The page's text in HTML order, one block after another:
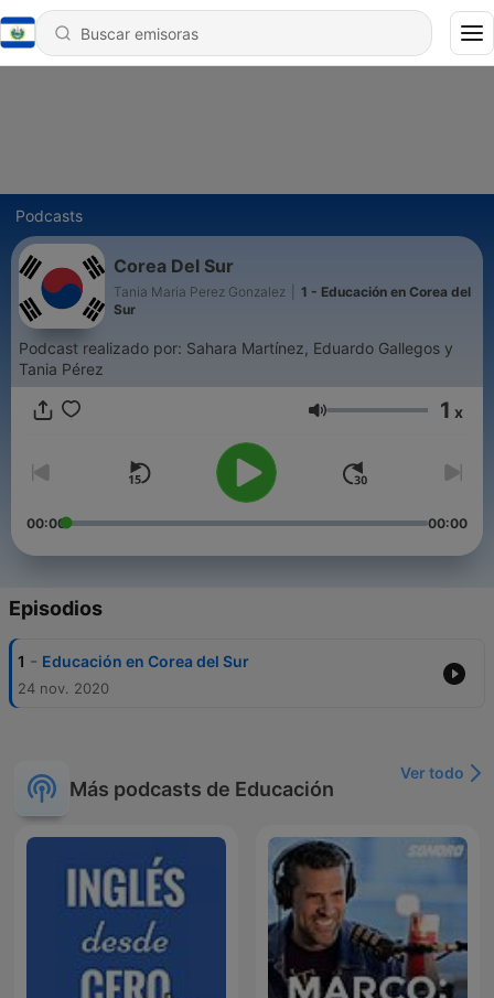
Podcasts
Corea Del Sur
Tania Maria Perez Gonzalez
1 - Educación en Corea del
Sur
Podcast realizado por: Sahara Martínez, Eduardo Gallegos y
Tania Pérez
Volumen 1 x
00:00 00:00
Episodios
1 - Educación en Corea del Sur
24 nov. 2020
Más podcasts de Educación
Ver todo